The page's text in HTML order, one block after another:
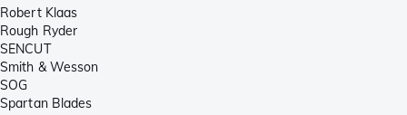
Robert Klaas
Rough Ryder
SENCUT
Smith & Wesson
SOG
Spartan Blades